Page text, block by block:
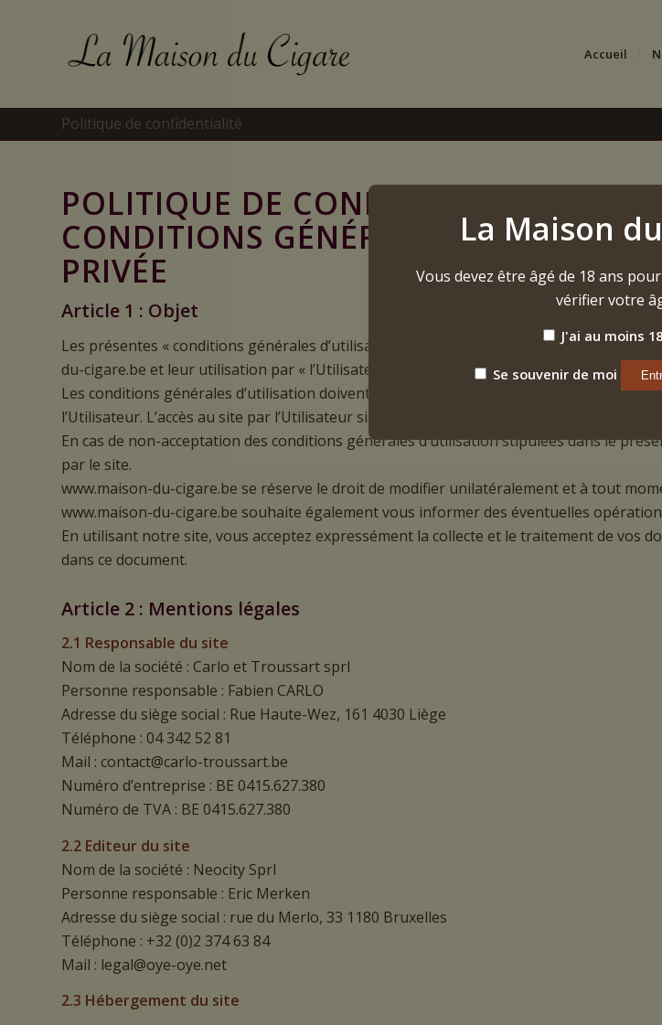
Accueil
Politique de confidentialité
POLITIQUE DE CONFIDENTIALITÉ
CONDITIONS GÉNÉRALES
PRIVÉE
Article 1 : Objet
Les présentes « conditions générales d’utilisation » ont pour objet l’encadrement
du-cigare.be et leur utilisation par « l’Utilisateur ».
Les conditions générales d’utilisation doivent être acceptées par tout Utilisateur
l’Utilisateur. L’accès au site par l’Utilisateur signifie son acceptation des présentes
En cas de non-acceptation des conditions générales d’utilisation stipulées dans le
par le site.
www.maison-du-cigare.be se réserve le droit de modifier unilatéralement et à tout
www.maison-du-cigare.be souhaite également vous informer des éventuelles
En utilisant notre site, vous acceptez expressément la collecte et le traitement de vos
dans ce document.
Article 2 : Mentions légales
2.1 Responsable du site
Nom de la société : Carlo et Troussart sprl
Personne responsable : Fabien CARLO
Adresse du siège social : Rue Haute-Wez, 161 4030 Liège
Téléphone : 04 342 52 81
Mail : contact@carlo-troussart.be
Numéro d’entreprise : BE 0415.627.380
Numéro de TVA : BE 0415.627.380
2.2 Editeur du site
Nom de la société : Neocity Sprl
Personne responsable : Eric Merken
Adresse du siège social : rue du Merlo, 33 1180 Bruxelles
Téléphone : +32 (0)2 374 63 84
Mail : legal@oye-oye.net
2.3 Hébergement du site
La Maison
Vous devez être âgé de 18 ans
vérifier votre
J'ai au moins
Se souvenir de moi